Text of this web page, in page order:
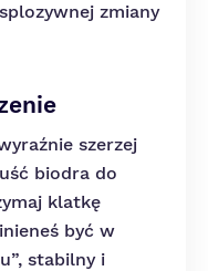
zmiany
szerzej
biodra do
klatkę
być w
stabilny i